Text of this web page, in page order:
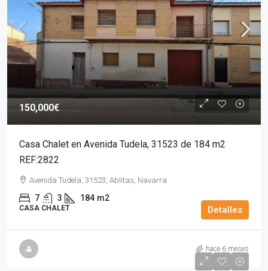
150,000€
Casa Chalet en Avenida Tudela, 31523 de 184 m2
REF:2822
Avenida Tudela, 31523, Ablitas, Navarra
7 3 184 m2
CASA CHALET Detalles
hace 6 meses